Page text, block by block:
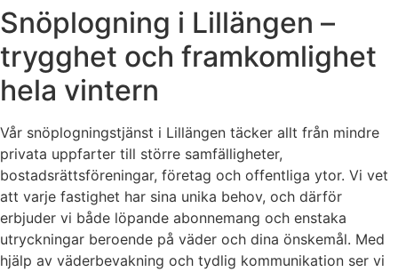
Snöplogning i Lillängen –
trygghet och framkomlighet
hela vintern
Vår snöplogningstjänst i Lillängen täcker allt från mindre
privata uppfarter till större samfälligheter,
bostadsrättsföreningar, företag och offentliga ytor. Vi vet
att varje fastighet har sina unika behov, och därför
erbjuder vi både löpande abonnemang och enstaka
utryckningar beroende på väder och dina önskemål. Med
hjälp av väderbevakning och tydlig kommunikation ser vi